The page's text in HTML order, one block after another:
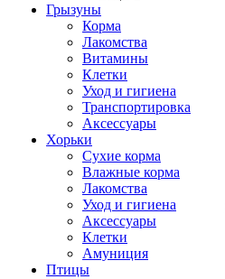
Грызуны
Корма
Лакомства
Витамины
Клетки
Уход и гигиена
Транспортировка
Аксессуары
Хорьки
Сухие корма
Влажные корма
Лакомства
Уход и гигиена
Аксессуары
Клетки
Амуниция
Птицы